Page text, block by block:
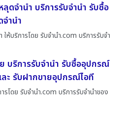
ดจำนำ บริการรับจำนำ รับซื้อ
ำนำ
ห้บริการโดย รับจํานํา.com บริการรับจำ
บริการรับจำนำ รับซื้ออุปกรณ์
ะ รับฝากขายอุปกรณ์ไอที
รโดย รับจํานํา.com บริการรับจำนำของ